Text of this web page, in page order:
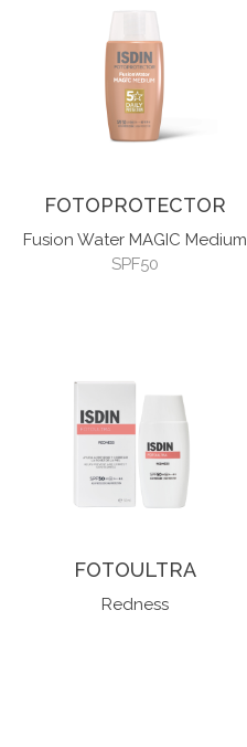
FOTOPROTECTOR
Fusion Water MAGIC Medium
SPF50
FOTOULTRA
Redness